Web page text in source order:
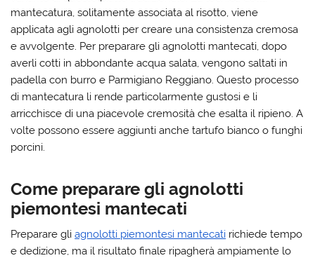
mantecatura, solitamente associata al risotto, viene
applicata agli agnolotti per creare una consistenza cremosa
e avvolgente. Per preparare gli agnolotti mantecati, dopo
averli cotti in abbondante acqua salata, vengono saltati in
padella con burro e Parmigiano Reggiano. Questo processo
di mantecatura li rende particolarmente gustosi e li
arricchisce di una piacevole cremosità che esalta il ripieno. A
volte possono essere aggiunti anche tartufo bianco o funghi
porcini.
Come preparare gli agnolotti
piemontesi mantecati
Preparare gliagnolotti piemontesi mantecati richiede tempo
e dedizione, ma il risultato finale ripagherà ampiamente lo